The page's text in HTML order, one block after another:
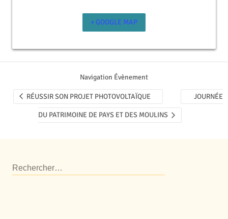
+ GOOGLE MAP
Navigation Évènement
RÉUSSIR SON PROJET PHOTOVOLTAÏQUE JOURNÉE
DU PATRIMOINE DE PAYS ET DES MOULINS